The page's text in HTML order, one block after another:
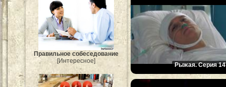
Правильное собеседование
[Интересное]
Рыжая. Серия